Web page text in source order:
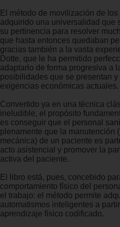
El método de movilización de
adquirido una universalidad que
su pertinencia para resolver
que hasta entonces quedaban
gracias también a la vasta
Dotte, que le ha permitido
adaptarlo de forma progresiva a
posibilidades que se presentan
exigencias económicas actuales.
Convertido ya en una técnica
ineludible, el propósito
es conseguir que el personal
plenamente que la manutención
mecánica) de un paciente es
acto asistencial y promover la
activa del paciente.
El libro está, pues, concebido
comportamiento físico del
el trabajo: el método permite
automatismos inteligentes a
aprendizaje físico codificado.